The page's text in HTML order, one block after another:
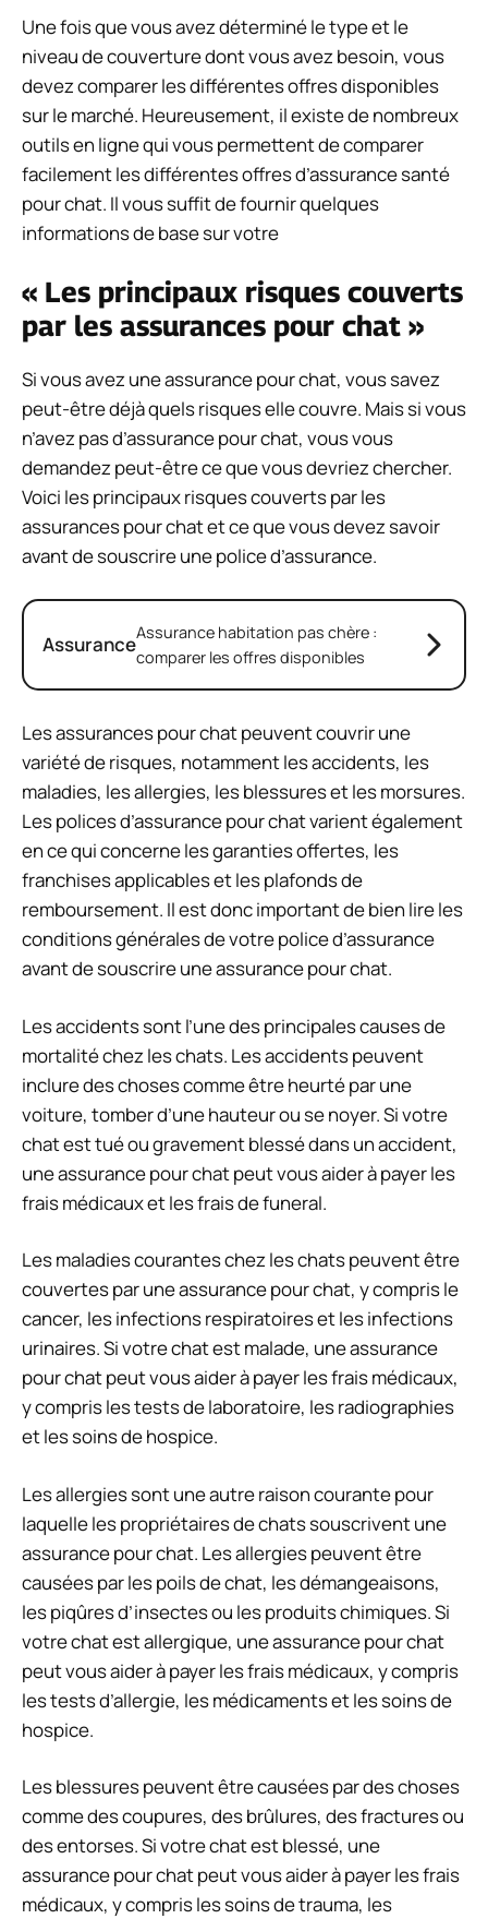
Une fois que vous avez déterminé le type et le
niveau de couverture dont vous avez besoin, vous
devez comparer les différentes offres disponibles
sur le marché. Heureusement, il existe de nombreux
outils en ligne qui vous permettent de comparer
facilement les différentes offres d’assurance santé
pour chat. Il vous suffit de fournir quelques
informations de base sur votre
« Les principaux risques couverts
par les assurances pour chat »
Si vous avez une assurance pour chat, vous savez
peut-être déjà quels risques elle couvre. Mais si vous
n’avez pas d’assurance pour chat, vous vous
demandez peut-être ce que vous devriez chercher.
Voici les principaux risques couverts par les
assurances pour chat et ce que vous devez savoir
avant de souscrire une police d’assurance.
AssuranceAssurance habitation pas chère :
comparer les offres disponibles
Les assurances pour chat peuvent couvrir une
variété de risques, notamment les accidents, les
maladies, les allergies, les blessures et les morsures.
Les polices d’assurance pour chat varient également
en ce qui concerne les garanties offertes, les
franchises applicables et les plafonds de
remboursement. Il est donc important de bien lire les
conditions générales de votre police d’assurance
avant de souscrire une assurance pour chat.
Les accidents sont l’une des principales causes de
mortalité chez les chats. Les accidents peuvent
inclure des choses comme être heurté par une
voiture, tomber d’une hauteur ou se noyer. Si votre
chat est tué ou gravement blessé dans un accident,
une assurance pour chat peut vous aider à payer les
frais médicaux et les frais de funeral.
Les maladies courantes chez les chats peuvent être
couvertes par une assurance pour chat, y compris le
cancer, les infections respiratoires et les infections
urinaires. Si votre chat est malade, une assurance
pour chat peut vous aider à payer les frais médicaux,
y compris les tests de laboratoire, les radiographies
et les soins de hospice.
Les allergies sont une autre raison courante pour
laquelle les propriétaires de chats souscrivent une
assurance pour chat. Les allergies peuvent être
causées par les poils de chat, les démangeaisons,
les piqûres d’insectes ou les produits chimiques. Si
votre chat est allergique, une assurance pour chat
peut vous aider à payer les frais médicaux, y compris
les tests d’allergie, les médicaments et les soins de
hospice.
Les blessures peuvent être causées par des choses
comme des coupures, des brûlures, des fractures ou
des entorses. Si votre chat est blessé, une
assurance pour chat peut vous aider à payer les frais
médicaux, y compris les soins de trauma, les